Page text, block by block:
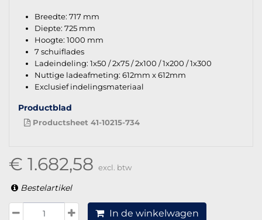
Breedte: 717 mm
Diepte: 725 mm
Hoogte: 1000 mm
7 schuiflades
Ladeindeling: 1x50 / 2x75 / 2x100 / 1x200 / 1x300
Nuttige ladeafmeting: 612mm x 612mm
Exclusief indelingsmateriaal
Productblad
Productsheet 41-10215-734
€ 1.682,58 excl. btw
Bestelartikel
In de winkelwagen